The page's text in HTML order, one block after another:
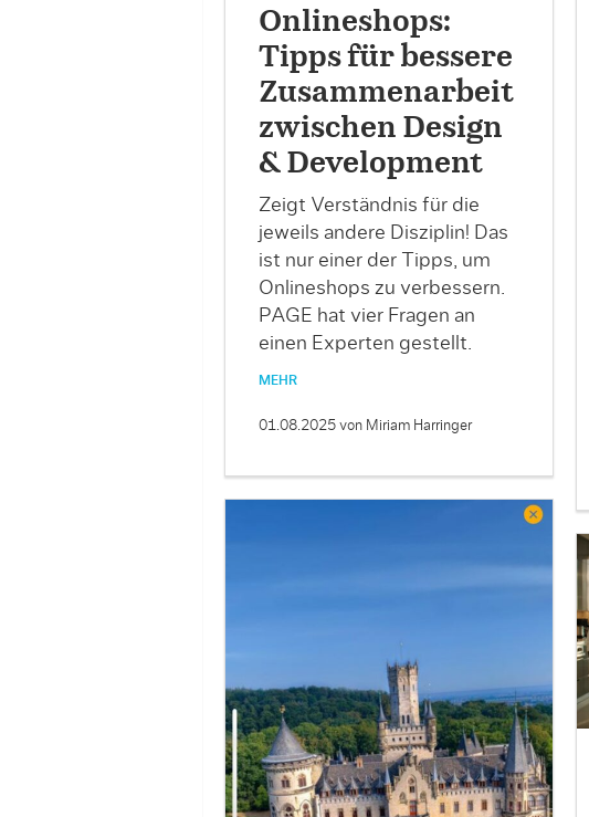
Onlineshops:
Tipps für bessere
Zusammenarbeit
zwischen Design
& Development
Zeigt Verständnis für die
jeweils andere Disziplin! Das
ist nur einer der Tipps, um
Onlineshops zu verbessern.
PAGE hat vier Fragen an
einen Experten gestellt.
MEHR
01.08.2025 von Miriam Harringer